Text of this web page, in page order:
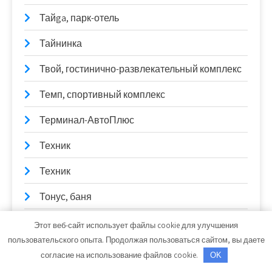
Тайga, парк-отель
Тайнинка
Твой, гостинично-развлекательный комплекс
Темп, спортивный комплекс
Терминал-АвтоПлюс
Техник
Техник
Тонус, баня
Тонус, сауна
Торговая фирма, ИП Васильев Е.П.
Этот веб-сайт использует файлы cookie для улучшения
пользовательского опыта. Продолжая пользоваться сайтом, вы даете
согласие на использование файлов cookie.
OK